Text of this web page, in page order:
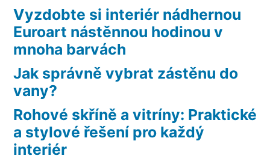
Vyzdobte si interiér nádhernou
Euroart nástěnnou hodinou v
mnoha barvách
Jak správně vybrat zástěnu do
vany?
Rohové skříně a vitríny: Praktické
a stylové řešení pro každý
interiér